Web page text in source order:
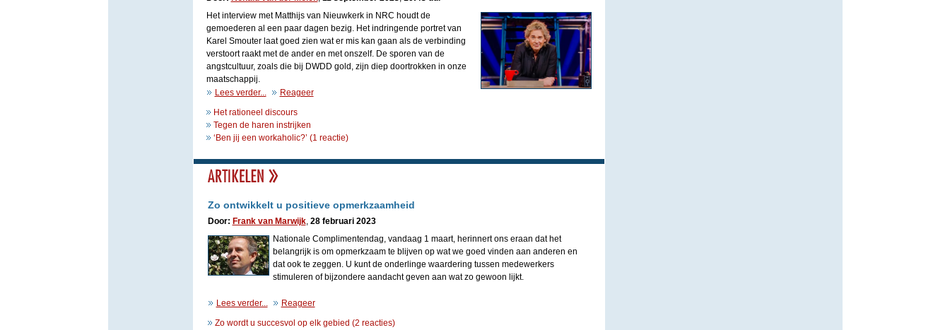
Het interview met Matthijs van Nieuwkerk in NRC houdt de
gemoederen al een paar dagen bezig. Het indringende portret van
Karel Smouter laat goed zien wat er mis kan gaan als de verbinding
verstoort raakt met de ander en met onszelf. De sporen van de
angstcultuur, zoals die bij DWDD gold, zijn diep doortrokken in onze
maatschappij.
Lees verder...
Reageer
Het rationeel discours
Tegen de haren instrijken
‘Ben jij een workaholic?’ (1 reactie)
Zo ontwikkelt u positieve opmerkzaamheid
Door: Frank van Marwijk, 28 februari 2023
Nationale Complimentendag, vandaag 1 maart, herinnert ons eraan dat het
belangrijk is om opmerkzaam te blijven op wat we goed vinden aan anderen en
dat ook te zeggen. U kunt de onderlinge waardering tussen medewerkers
stimuleren of bijzondere aandacht geven aan wat zo gewoon lijkt.
Lees verder...
Reageer
Zo wordt u succesvol op elk gebied (2 reacties)